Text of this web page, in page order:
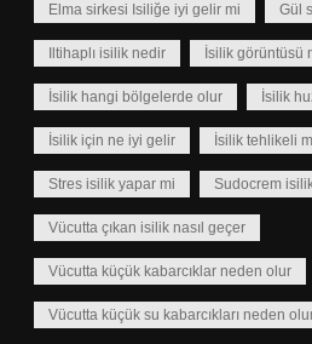
Elma sirkesi Isiliğe iyi gelir mi Gül
Iltihaplı isilik nedir İsilik görüntüsü
İsilik hangi bölgelerde olur İsilik
İsilik için ne iyi gelir İsilik tehlikeli
Stres isilik yapar mi Sudocrem
Vücutta çıkan isilik nasıl geçer
Vücutta küçük kabarcıklar neden olur
Vücutta küçük su kabarcıkları neden